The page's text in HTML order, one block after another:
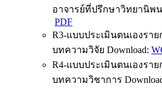
อาจารย์ที่ปรึกษาวิทยานิพน
PDF
R3-แบบประเมินตนเองรา
บทความวิจัย Download:
R4-แบบประเมินตนเองรา
บทความวิชาการ